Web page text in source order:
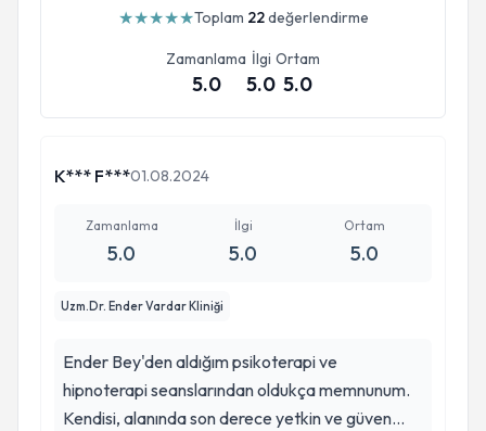
★★★★★Toplam 22değerlendirme
Zamanlama
5.0
İlgi
5.0
Ortam
5.0
K*** F***01.08.2024
Zamanlama
5.0
İlgi
5.0
Ortam
5.0
Uzm.Dr. Ender Vardar Kliniği
Ender Bey'den aldığım psikoterapi ve
hipnoterapi seanslarından oldukça memnunum.
Kendisi, alanında son derece yetkin ve güven